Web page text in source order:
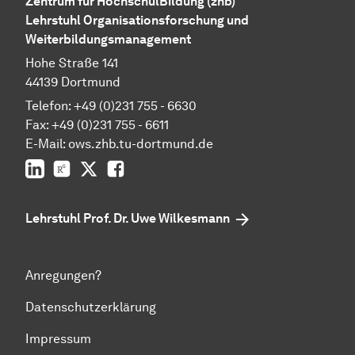
Lehrstuhl Organisationsforschung und
Weiterbildungsmanagement
Hohe Straße 141
44139 Dortmund
Telefon: +49 (0)231 755 - 6630
Fax: +49 (0)231 755 - 6611
E-Mail: ows.zhb.tu-dortmund.de
LinkedInResearchGate
Twitter
Lehrstuhl Prof. Dr. Uwe Wilkesmann
Anregungen?
Datenschutzerklärung
Impressum